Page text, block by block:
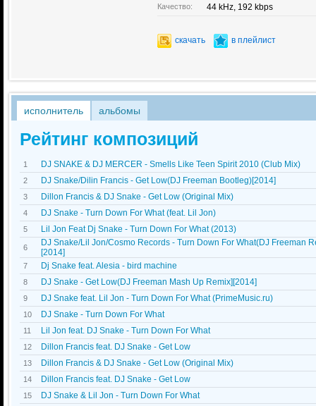
Качество: 44 kHz, 192 kbps
скачать в плейлист
исполнитель альбомы
Рейтинг композиций
1 DJ SNAKE & DJ MERCER - Smells Like Teen Spirit 2010 (Club Mix)
2 DJ Snake/Dilin Francis - Get Low(DJ Freeman Bootleg)[2014]
3 Dillon Francis & DJ Snake - Get Low (Original Mix)
4 DJ Snake - Turn Down For What (feat. Lil Jon)
5 Lil Jon Feat Dj Snake - Turn Down For What (2013)
6
DJ Snake/Lil Jon/Cosmo Records - Turn Down For What(DJ Freeman
[2014]
7 Dj Snake feat. Alesia - bird machine
8 DJ Snake - Get Low(DJ Freeman Mash Up Remix][2014]
9 DJ Snake feat. Lil Jon - Turn Down For What (PrimeMusic.ru)
10 DJ Snake - Turn Down For What
11 Lil Jon feat. DJ Snake - Turn Down For What
12 Dillon Francis feat. DJ Snake - Get Low
13 Dillon Francis & DJ Snake - Get Low (Original Mix)
14 Dillon Francis feat. DJ Snake - Get Low
15 DJ Snake & Lil Jon - Turn Down For What